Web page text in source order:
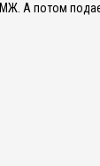
А потом